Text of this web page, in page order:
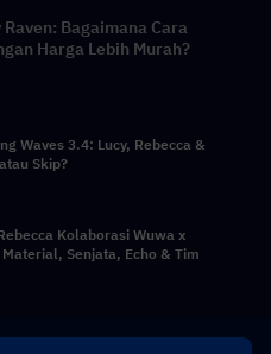
Bagaimana Cara
Harga Lebih Murah?
Waves 3.4: Lucy, Rebecca &
Skip?
Kolaborasi Wuwa x
Senjata, Echo & Tim